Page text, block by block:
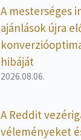
A mesterséges
ajánlások újra
hibáját
2026.08.06.
A Reddit
véleményeket